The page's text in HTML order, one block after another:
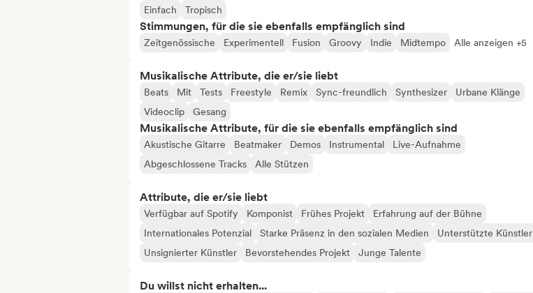
Einfach
Tropisch
Stimmungen, für die sie ebenfalls empfänglich sind
Zeitgenössische Experimentell Fusion Groovy Indie Midtempo Alle anzeigen +5
Musikalische Attribute, die er/sie liebt
Beats Mit Tests Freestyle Remix Sync-freundlich Synthesizer
Urbane Klänge
Videoclip
Gesang
Musikalische Attribute, für die sie ebenfalls empfänglich sind
Akustische Gitarre Beatmaker Demos Instrumental
Live-Aufnahme
Abgeschlossene Tracks
Alle Stützen
Attribute, die er/sie liebt
Verfügbar auf Spotify Komponist Frühes Projekt
Erfahrung auf der Bühne
Internationales Potenzial
Starke Präsenz in den sozialen Medien
Unterstützte Künstler
Unsignierter Künstler
Bevorstehendes Projekt Junge Talente
Du willst nicht erhalten...